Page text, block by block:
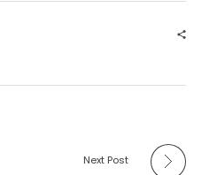
Next Post